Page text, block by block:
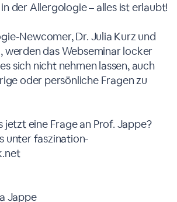
der Allergologie – alles ist erlaubt!
Newcomer, Dr. Julia Kurz und
werden das Webseminar locker
sich nicht nehmen lassen, auch
oder persönliche Fragen zu
jetzt eine Frage an Prof. Jappe?
unter faszination-
Jappe